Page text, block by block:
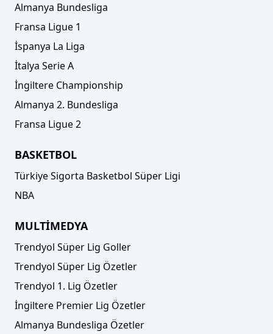
Trendyol Süper Lig'de yeni sezonun ismi belli
oldu
Trendyol Süper Lig ekibinden Martial
açıklaması
Almanya Bundesliga
Fransa Ligue 1
İspanya La Liga
İtalya Serie A
İngiltere Championship
Almanya 2. Bundesliga
Fransa Ligue 2
BASKETBOL
Türkiye Sigorta Basketbol Süper Ligi
NBA
MULTİMEDYA
Trendyol Süper Lig Goller
Trendyol Süper Lig Özetler
Trendyol 1. Lig Özetler
İngiltere Premier Lig Özetler
Almanya Bundesliga Özetler